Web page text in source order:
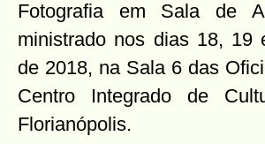
Fotografia em Sala de
ministrado nos dias 18, 19
de 2018, na Sala 6 das
Centro Integrado de
Florianópolis.